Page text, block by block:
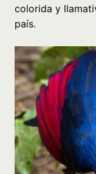
colorida y
país.